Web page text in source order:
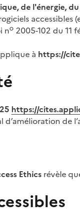
de l'énergie,
no 2005-102 du 11
à https://
https://
de
Ethics révèle